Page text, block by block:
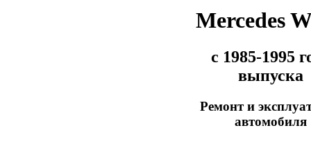
Mercedes
с 1985-1995
выпуска
Ремонт и
автомобиля